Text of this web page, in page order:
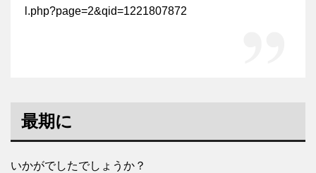
l.php?page=2&qid=1221807872
最期に
いかがでしたでしょうか？